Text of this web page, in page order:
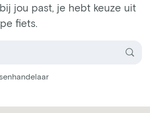
jou past, je hebt keuze uit
fiets.